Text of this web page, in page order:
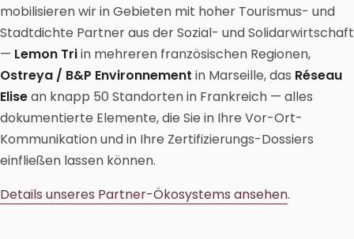
mobilisieren wir in Gebieten mit hoher Tourismus- und
Stadtdichte Partner aus der Sozial- und Solidarwirtschaft
— Lemon Triin mehreren französischen Regionen,
Ostreya / B&P Environnement in Marseille, das Réseau
Elisean knapp 50 Standorten in Frankreich — alles
dokumentierte Elemente, die Sie in Ihre Vor-Ort-
Kommunikation und in Ihre Zertifizierungs-Dossiers
einfließen lassen können.
Details unseres Partner-Ökosystems ansehen.